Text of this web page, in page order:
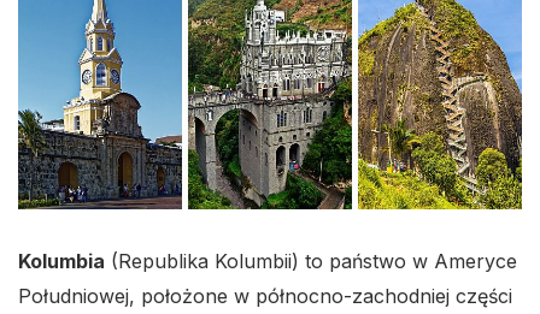
Kolumbia (Republika Kolumbii) to państwo w Ameryce
Południowej, położone w północno-zachodniej części